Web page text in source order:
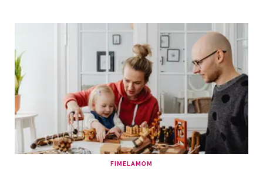
FIMELAMOM